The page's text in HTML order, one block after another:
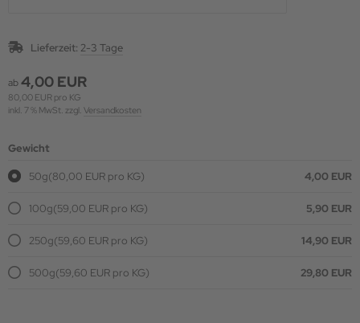
Lieferzeit: 2-3 Tage
ab4,00 EUR
80,00 EUR pro KG
inkl. 7 % MwSt. zzgl. Versandkosten
Gewicht
50g(80,00 EUR pro KG) 4,00 EUR
100g(59,00 EUR pro KG) 5,90 EUR
250g(59,60 EUR pro KG) 14,90 EUR
500g(59,60 EUR pro KG) 29,80 EUR